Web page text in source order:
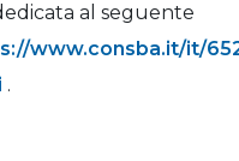
al seguente
www.consba.it/it/
.